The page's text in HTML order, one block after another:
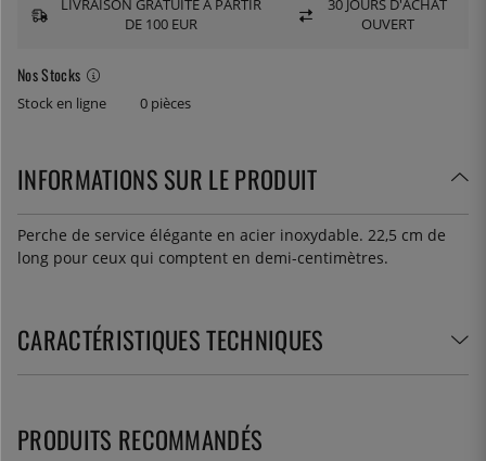
Nos Stocks
Stock en ligne 0 pièces
LIVRAISON GRATUITE À PARTIR
DE 100 EUR
30 JOURS D'ACHAT
OUVERT
INFORMATIONS SUR LE PRODUIT
Perche de service élégante en acier inoxydable. 22,5 cm de
long pour ceux qui comptent en demi-centimètres.
CARACTÉRISTIQUES TECHNIQUES
PRODUITS RECOMMANDÉS